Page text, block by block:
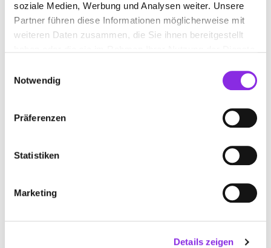
soziale Medien, Werbung und Analysen weiter. Unsere
Partner führen diese Informationen möglicherweise mit
weiteren Daten zusammen, die Sie ihnen bereitgestellt
Notwendig
Präferenzen
Statistiken
Marketing
Details zeigen
www.eifeladventures.de
St.-Vither-Straße 89